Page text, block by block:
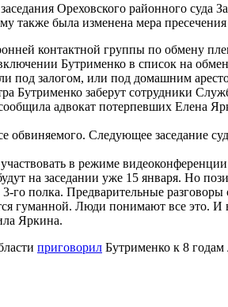
Ореховского районного
также была изменена мера
контактной группы по обмену
Бутрименко в список на
под залогом, или под домашним
заберут сотрудники
адвокат потерпевших Елена
обвиняемого. Следующее заседание
в режиме
на заседании уже 15 января. Но
го полка. Предварительные
гуманной. Люди понимают все это. И
Яркина.
приговорил Бутрименко к 8